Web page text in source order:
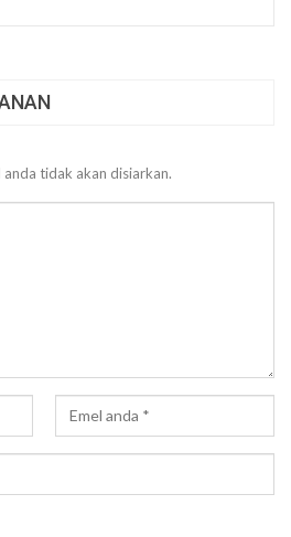
tidak akan disiarkan.